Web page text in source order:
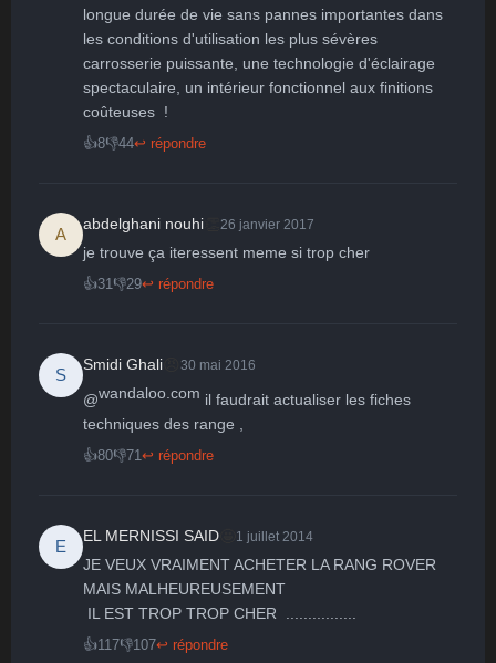
🤩
Parfait
👏
Bravo
😄
Réjoui
🙂
Content
😐
😮
Surpris
😞
Déçu
😠
Enervé
😨
Effrayé
longue durée de vie sans pannes importantes dans
les conditions d'utilisation les plus sévères
carrosserie puissante, une technologie d'éclairage
spectaculaire, un intérieur fonctionnel aux finitions
coûteuses  !
👍8👎44↩ répondre
A
abdelghani nouhi 26 janvier 2017
je trouve ça iteressent meme si trop cher
👍31 👎29↩ répondre
S
Smidi Ghali 30 mai 2016
@wandaloo.com il faudrait actualiser les fiches
techniques des range ,
👍80👎71 ↩ répondre
E
EL MERNISSI SAID 1 juillet 2014
JE VEUX VRAIMENT ACHETER LA RANG ROVER
MAIS MALHEUREUSEMENT
IL EST TROP TROP CHER  ................
👍117👎107↩ répondre